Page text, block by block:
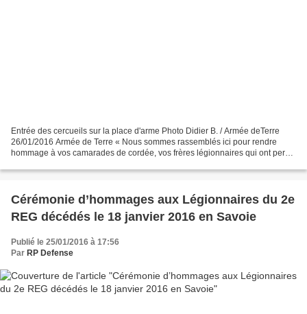
Entrée des cercueils sur la place d'arme Photo Didier B. / Armée deTerre
26/01/2016 Armée de Terre « Nous sommes rassemblés ici pour rendre
hommage à vos camarades de cordée, vos frères légionnaires qui ont perdu
Cérémonie d’hommages aux Légionnaires du 2e
REG décédés le 18 janvier 2016 en Savoie
Publié le 25/01/2016 à 17:56
Par RP Defense